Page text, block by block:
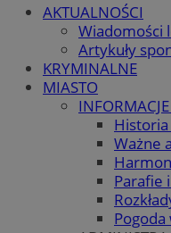
AKTUALNOŚCI
Wiadomości
Artykuły
KRYMINALNE
MIASTO
Ważne
Parafie
Pogoda